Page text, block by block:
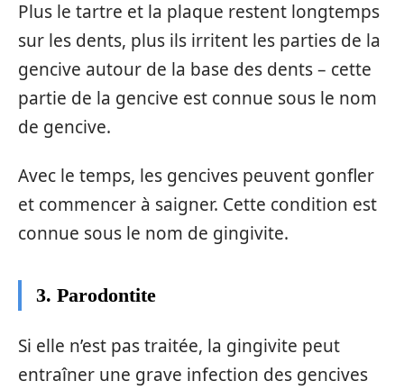
Plus le tartre et la plaque restent longtemps
sur les dents, plus ils irritent les parties de la
gencive autour de la base des dents – cette
partie de la gencive est connue sous le nom
de gencive.
Avec le temps, les gencives peuvent gonfler
et commencer à saigner. Cette condition est
connue sous le nom de gingivite.
3. Parodontite
Si elle n’est pas traitée, la gingivite peut
entraîner une grave infection des gencives